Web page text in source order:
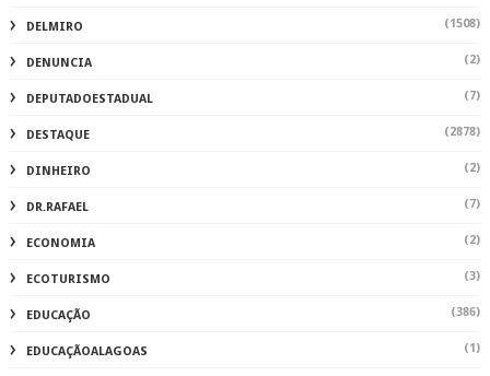
DELMIRO (1508)
DENUNCIA (2)
DEPUTADOESTADUAL (7)
DESTAQUE (2878)
DINHEIRO (2)
DR.RAFAEL (7)
ECONOMIA (2)
ECOTURISMO (3)
EDUCAÇÃO (386)
EDUCAÇÃOALAGOAS (1)